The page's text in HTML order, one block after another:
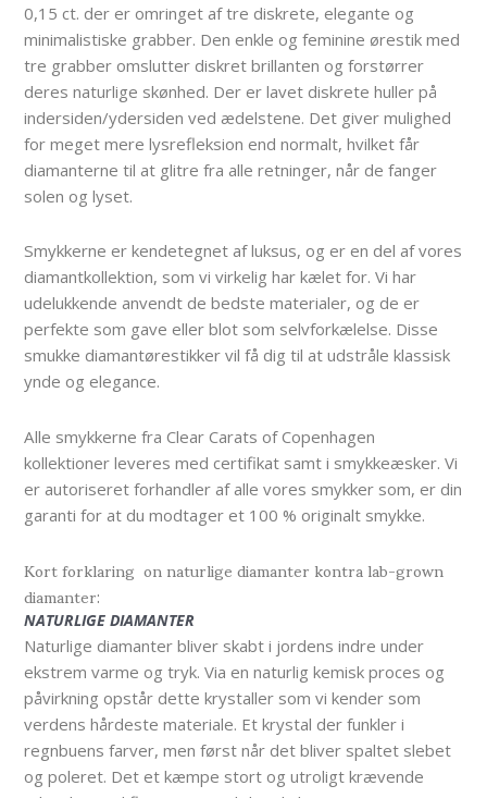
0,15 ct. der er omringet af tre diskrete, elegante og
minimalistiske grabber. Den enkle og feminine ørestik med
tre grabber omslutter diskret brillanten og forstørrer
deres naturlige skønhed. Der er lavet diskrete huller på
indersiden/ydersiden ved ædelstene. Det giver mulighed
for meget mere lysrefleksion end normalt, hvilket får
diamanterne til at glitre fra alle retninger, når de fanger
solen og lyset.
Smykkerne er kendetegnet af luksus, og er en del af vores
diamantkollektion, som vi virkelig har kælet for. Vi har
udelukkende anvendt de bedste materialer, og de er
perfekte som gave eller blot som selvforkælelse. Disse
smukke diamantørestikker vil få dig til at udstråle klassisk
ynde og elegance.
Alle smykkerne fra Clear Carats of Copenhagen
kollektioner leveres med certifikat samt i smykkeæsker. Vi
er autoriseret forhandler af alle vores smykker som, er din
garanti for at du modtager et 100 % originalt smykke.
Kort forklaring on naturlige diamanter kontra lab-grown
diamanter:
NATURLIGE DIAMANTER
Naturlige diamanter bliver skabt i jordens indre under
ekstrem varme og tryk. Via en naturlig kemisk proces og
påvirkning opstår dette krystaller som vi kender som
verdens hårdeste materiale. Et krystal der funkler i
regnbuens farver, men først når det bliver spaltet slebet
og poleret. Det et kæmpe stort og utroligt krævende